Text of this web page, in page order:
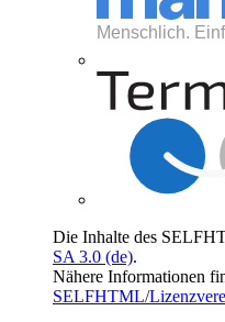
Die Inhalte des
SA 3.0 (de).
Nähere Informationen
SELFHTML/